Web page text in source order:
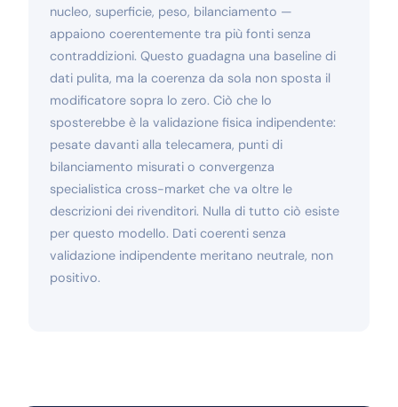
nucleo, superficie, peso, bilanciamento —
appaiono coerentemente tra più fonti senza
contraddizioni. Questo guadagna una baseline di
dati pulita, ma la coerenza da sola non sposta il
modificatore sopra lo zero. Ciò che lo
sposterebbe è la validazione fisica indipendente:
pesate davanti alla telecamera, punti di
bilanciamento misurati o convergenza
specialistica cross-market che va oltre le
descrizioni dei rivenditori. Nulla di tutto ciò esiste
per questo modello. Dati coerenti senza
validazione indipendente meritano neutrale, non
positivo.